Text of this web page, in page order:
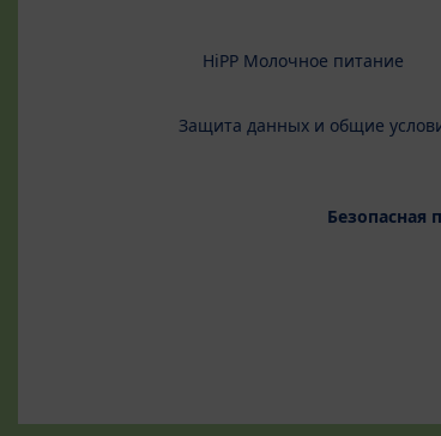
HiPP Молочное питание
Защита данных и общие
Безопасная